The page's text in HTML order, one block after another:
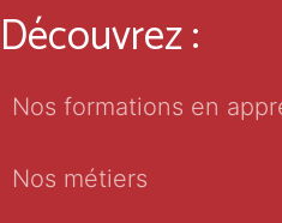
Découvrez :
Nos formations en
Nos métiers